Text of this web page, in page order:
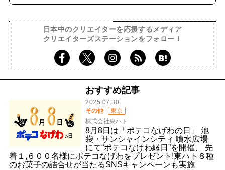
日本中のクリエイターを応援するメディア
クリエイターズステーションをフォロー！
おすすめ記事
2025.07.30
その他
東京
株式会社東ハト
8月8日は「ポテコなげわの日」 池
袋・サンシャインシティ 噴水広場
にて“ポテコなげわ縁日”を開催、 先
着１,６００名様にポテコなげわをプレゼント!東ハト８種
のお菓子の詰合せが当たるSNSキャンペーンも実施